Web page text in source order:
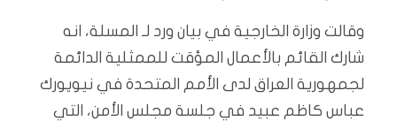
وقالت وزارة الخارجية في بيان ورد لـ المسلة، انه
شارك القائم بالأعمال المؤقت للممثلية الدائمة
لجمهورية العراق لدى الأمم المتحدة في نيويورك
عباس كاظم عبيد في جلسة مجلس الأمن، التي